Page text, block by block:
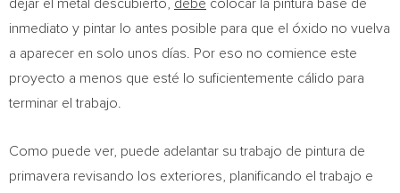
dejar el metal descubierto, debe colocar la pintura base de
inmediato y pintar lo antes posible para que el óxido no vuelva
a aparecer en solo unos días. Por eso no comience este
proyecto a menos que esté lo suficientemente cálido para
terminar el trabajo.
Como puede ver, puede adelantar su trabajo de pintura de
primavera revisando los exteriores, planificando el trabajo e